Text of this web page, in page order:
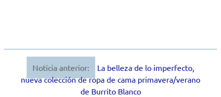
Navegación
Noticia anterior:
La belleza de lo imperfecto,
nueva colección de ropa de cama primavera/verano
de Burrito Blanco